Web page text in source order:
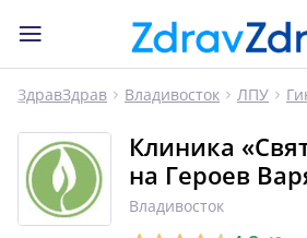
ЗдравЗдрав Владивосток ЛПУ
Клиника
на Героев
Владивосток